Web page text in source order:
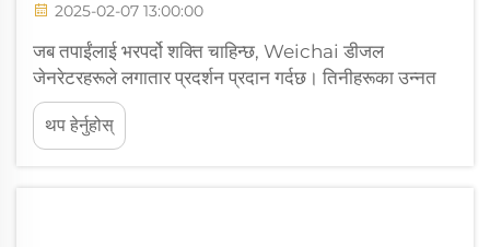
2025-02-07 13:00:00
जब तपाईंलाई भरपर्दो शक्ति चाहिन्छ, Weichai डीजल
जेनरेटरहरूले लगातार प्रदर्शन प्रदान गर्दछ। तिनीहरूका उन्नत
इन्जिनियरिङले संकटको अवस्थामा पनि भरपर्दो काम सुनिश्चित
गर्दछ। बलियो सामग्रीबाट बनेका यी जेनेरेटरहरू कठिन
परिस्थितिहरूको सामना गर्न सक्छन्। तपाईं...
थप हेर्नुहोस्